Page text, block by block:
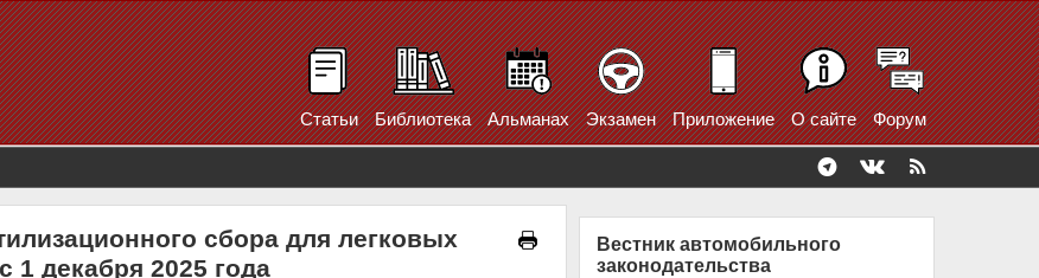
Статьи Библиотека Альманах Экзамен Приложение О сайте Форум
сбора для легковых
1 декабря 2025 года
Вестник автомобильного
законодательства